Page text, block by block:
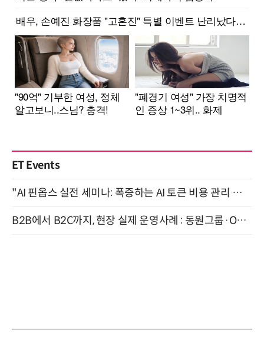
ET Events
"AI 핀옵스 실전 세미나: 폭증하는 AI 토큰 비용 관리 전략" 8월 21일 개최
B2B에서 B2C까지, 현장 실제 운영사례 : 동원그룹·OCI·다이닝브랜즈그룹·당근 (8/27)